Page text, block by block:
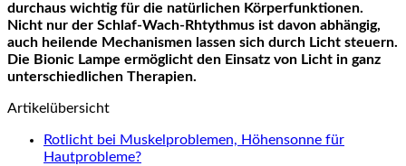
durchaus wichtig für die natürlichen Körperfunktionen.
Nicht nur der Schlaf-Wach-Rhtythmus ist davon abhängig,
auch heilende Mechanismen lassen sich durch Licht steuern.
Die Bionic Lampe ermöglicht den Einsatz von Licht in ganz
unterschiedlichen Therapien.
Artikelübersicht
Rotlicht bei Muskelproblemen, Höhensonne für
Hautprobleme?